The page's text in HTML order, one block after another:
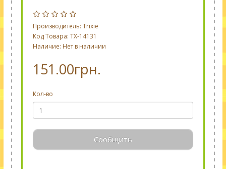
Производитель: Trixie
Код Товара: TX-14131
Наличие: Нет в наличии
151.00грн.
Кол-во
Сообщить